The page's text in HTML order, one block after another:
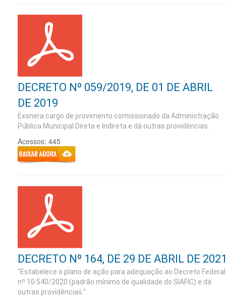
DECRETO Nº 059/2019, DE 01 DE ABRIL
DE 2019
Exonera cargo de provimento comissionado da Administração
Pública Municipal Direta e Indireta e dá outras providências.
Acessos: 445
DECRETO Nº 164, DE 29 DE ABRIL DE
"Estabelece o plano de ação para adequação ao Decreto Federal
nº 10.540/2020 (padrão mínimo de qualidade do SIAFIC) e dá
outras providências."